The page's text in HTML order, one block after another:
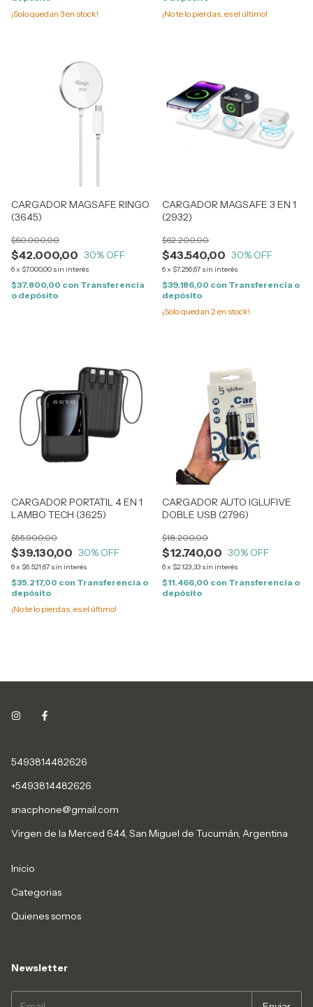
¡Solo quedan 3en stock!
¡No te lo pierdas, es el último!
CARGADOR MAGSAFE RINGO
(3645)
$42.000,00
$60.000,00
30% OFF
6x $7.000,00 sin interés
$37.800,00 con Transferencia
o depósito
CARGADOR MAGSAFE 3 EN 1
(2932)
$43.540,00
$62.200,00
30% OFF
6x $7.256,67 sin interés
$39.186,00 con Transferencia o
depósito
¡Solo quedan 2en stock!
CARGADOR PORTATIL 4 EN 1
LAMBO TECH (3625)
$39.130,00
$55.900,00
30% OFF
6x $6.521,67 sin interés
$35.217,00 con Transferencia o
depósito
¡No te lo pierdas, es el último!
CARGADOR AUTO IGLUFIVE
DOBLE USB (2796)
$12.740,00
$18.200,00
30% OFF
6x $2.123,33 sin interés
$11.466,00 con Transferencia o
depósito
5493814482626
+5493814482626
snacphone@gmail.com
Virgen de la Merced 644, San Miguel de Tucumán, Argentina
Inicio
Categorias
Quienes somos
Newsletter